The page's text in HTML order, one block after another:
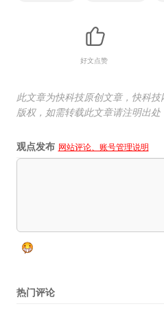
好文点赞
此文章为快科技原创文章，快科
版权，如需转载此文章请注明出处
观点发布 网站评论、账号管理说明
热门评论